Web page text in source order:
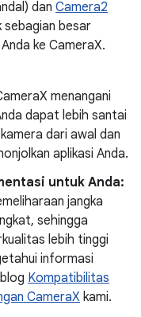
dan Camera2
sebagian besar
ke CameraX.
menangani
dapat lebih santai
dari awal dan
aplikasi Anda.
untuk Anda:
jangka
sehingga
lebih tinggi
informasi
Kompatibilitas
CameraX kami.